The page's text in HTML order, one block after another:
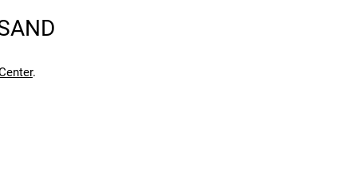
kann. Einen Fehler gefunden?
.